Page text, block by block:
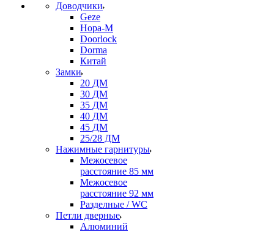
Доводчики
Geze
Нора-М
Doorlock
Dorma
Китай
Замки
20 ДМ
30 ДМ
35 ДМ
40 ДМ
45 ДМ
25/28 ДМ
Нажимные гарнитуры
Межосевое
расстояние 85 мм
Межосевое
расстояние 92 мм
Разделные / WC
Петли дверные
Алюминий